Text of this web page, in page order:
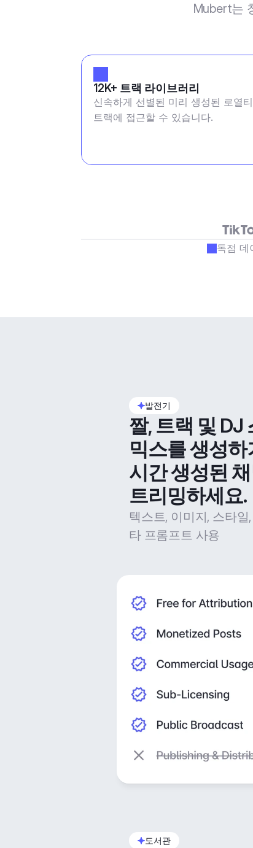
Mubert는
12K+ 트랙 라이브러리
신속하게 선별된 미리 생성된 로열
트랙에 접근할 수 있습니다.
독점 데
발전기
짤, 트랙 및 DJ
믹스를 생성하
시간 생성된
트리밍하세요.
텍스트, 이미지, 스타일
타 프롬프트 사용
도서관